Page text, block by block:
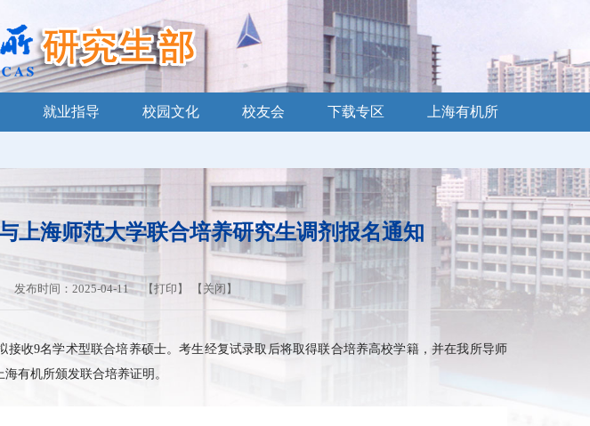
就业指导 校园文化 校友会 下载专区 上海有机所
上海师范大学联合培养研究生调剂报名通知
发布时间：2025-04-11 【打印 】 【 关闭 】
接收9名学术型联合培养硕士。考生经复试录取后将取得联合培养高校学籍，并在我所导师
有机所颁发联合培养证明。